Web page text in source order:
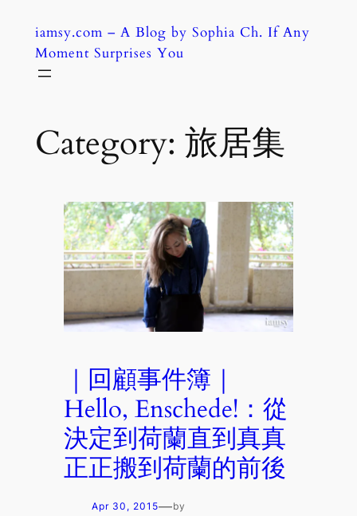
content
iamsy.com – A Blog by Sophia Ch. If Any
Moment Surprises You
Category: 旅居集
｜回顧事件簿｜
Hello, Enschede!：從
決定到荷蘭直到真真
正正搬到荷蘭的前後
Apr 30, 2015—by